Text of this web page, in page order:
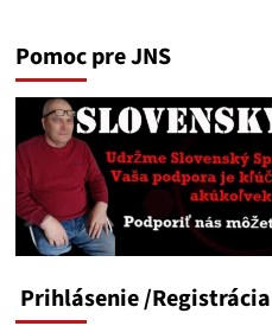
Budanov,
HUR,
ktorá
útokov
„od
chrbta“
naplánovala
Pomoc pre JNS
Prihlásenie/Registrácia